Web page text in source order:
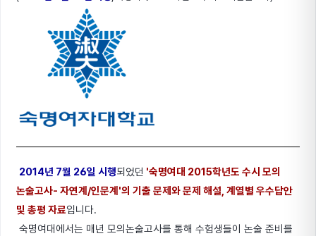
2014년 7월 26일 시행되었던 '숙명여대 2015학년도 수시 모의
논술고사- 자연계/인문계 '의 기출 문제와 문제 해설, 계열별 우수답안
및 총평 자료입니다.
숙명여대에서는 매년 모의논술고사를 통해 수험생들이 논술 준비를